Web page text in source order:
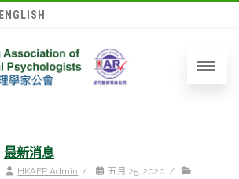
ENGLISH
最新消息
HKAEP Admin / 五月 25, 2020 /